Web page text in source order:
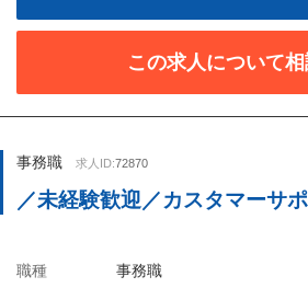
この求人について
事務職 求人ID:72870
／未経験歓迎／カスタマーサ
職種 事務職